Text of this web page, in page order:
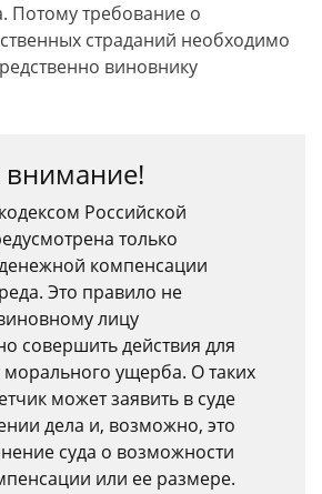
Потому требование о
страданий необходимо
виновнику
внимание!
Российской
только
компенсации
Это правило не
лицу
совершить действия для
ущерба. О таких
может заявить в суде
дела и, возможно, это
суда о возможности
или ее размере.